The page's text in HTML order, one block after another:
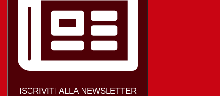
ISCRIVITI ALLA NEWSLETTER